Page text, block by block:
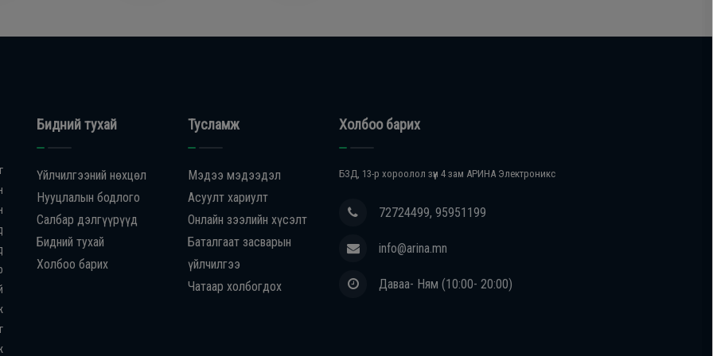
Бидний тухай
Үйлчилгээний нөхцөл
Нууцлалын бодлого
Салбар дэлгүүрүүд
Бидний тухай
Холбоо барих
Тусламж
Мэдээ мэдээдэл
Асуулт хариулт
Онлайн зээлийн хүсэлт
Баталгаат засварын
үйлчилгээ
Чатаар холбогдох
Холбоо барих
БЗД, 13-р хороолол зүүн 4 зам АРИНА Электроникс
72724499, 95951199
info@arina.mn
Даваа- Ням (10:00- 20:00)